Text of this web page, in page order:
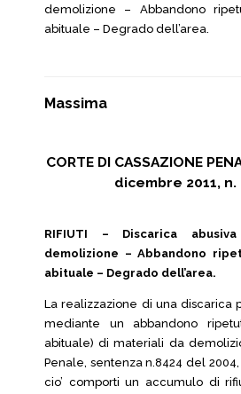
demolizione – Abbandono
abituale – Degrado dell’area.
Massima
CORTE DI CASSAZIONE
dicembre 2011, n.
RIFIUTI – Discarica
demolizione – Abbandono
abituale – Degrado dell’area.
La realizzazione di una discarica
mediante un abbandono
abituale) di materiali da
Penale, sentenza n.8424 del 2004,
cio’ comporti un accumulo di